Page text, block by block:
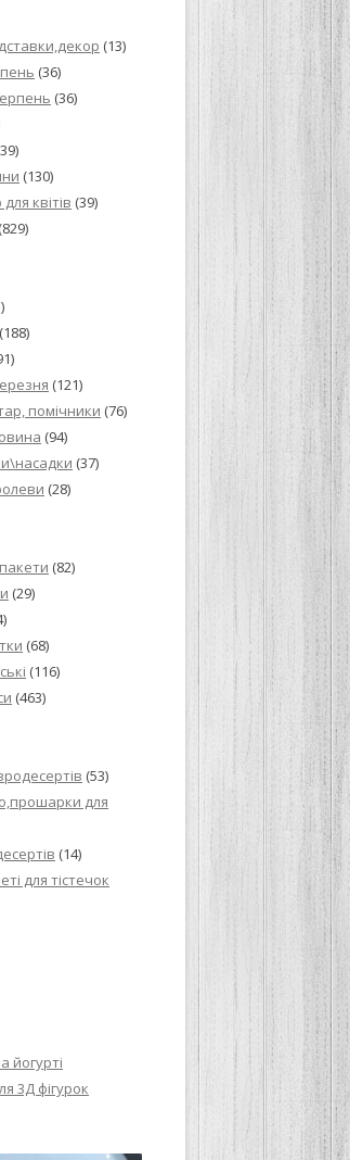
(13)
(36)
(36)
(130)
квітів (39)
(829)
(188)
(121)
помічники (76)
(94)
(37)
(28)
(82)
(29)
(68)
(116)
(463)
(53)
для
(14)
для тістечок
йогурті
3Д фігурок